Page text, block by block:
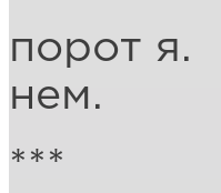
порот я.
нем.
***